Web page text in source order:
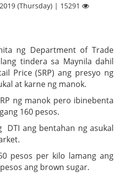
(Thursday) | 15291
ng Department of Trade
tindera sa Maynila dahil
Price (SRP) ang presyo ng
at karne ng manok.
ng manok pero ibinebenta
160 pesos.
DTI ang bentahan ng asukal
pesos per kilo lamang ang
ang brown sugar.